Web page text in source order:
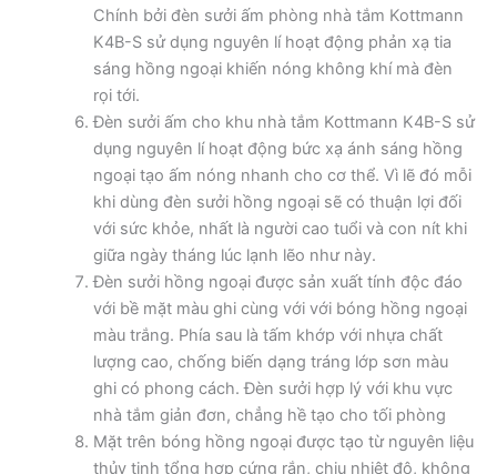
Chính bởi đèn sưởi ấm phòng nhà tắm Kottmann
K4B-S sử dụng nguyên lí hoạt động phản xạ tia
sáng hồng ngoại khiến nóng không khí mà đèn
rọi tới.
Đèn sưởi ấm cho khu nhà tắm Kottmann K4B-S sử
dụng nguyên lí hoạt động bức xạ ánh sáng hồng
ngoại tạo ấm nóng nhanh cho cơ thể. Vì lẽ đó mỗi
khi dùng đèn sưởi hồng ngoại sẽ có thuận lợi đối
với sức khỏe, nhất là người cao tuổi và con nít khi
giữa ngày tháng lúc lạnh lẽo như này.
Đèn sưởi hồng ngoại được sản xuất tính độc đáo
với bề mặt màu ghi cùng với với bóng hồng ngoại
màu trắng. Phía sau là tấm khớp với nhựa chất
lượng cao, chống biến dạng tráng lớp sơn màu
ghi có phong cách. Đèn sưởi hợp lý với khu vực
nhà tắm giản đơn, chẳng hề tạo cho tối phòng
Mặt trên bóng hồng ngoại được tạo từ nguyên liệu
thủy tinh tổng hợp cứng rắn, chịu nhiệt độ, không